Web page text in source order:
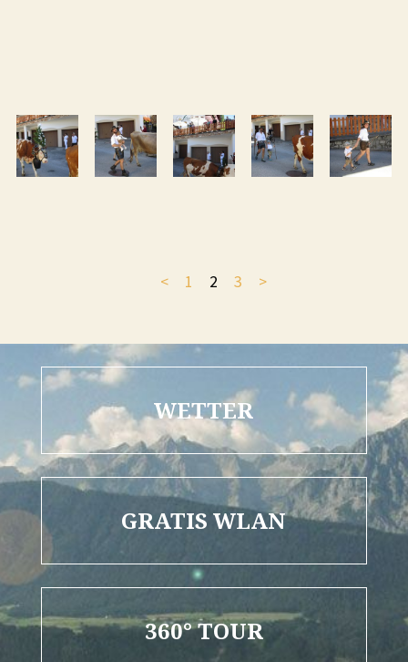
< 1 2 3 >
WETTER
GRATIS WLAN
360° TOUR